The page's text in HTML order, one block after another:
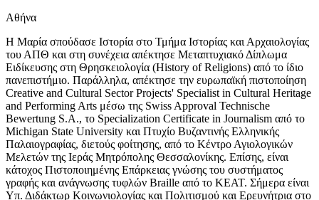
Αθήνα
Η Μαρία σπούδασε Ιστορία στο Τμήμα Ιστορίας και Αρχαιολογίας
του ΑΠΘ και στη συνέχεια απέκτησε Μεταπτυχιακό Δίπλωμα
Ειδίκευσης στη Θρησκειολογία (History of Religions) από το ίδιο
πανεπιστήμιο. Παράλληλα, απέκτησε την ευρωπαϊκή πιστοποίηση
Creative and Cultural Sector Projects' Specialist in Cultural Heritage
and Performing Arts μέσω της Swiss Approval Technische
Bewertung S.A., το Specialization Certificate in Journalism από το
Michigan State University και Πτυχίο Βυζαντινής Ελληνικής
Παλαιογραφίας, διετούς φοίτησης, από το Κέντρο Αγιολογικών
Μελετών της Ιεράς Μητρόπολης Θεσσαλονίκης. Επίσης, είναι
κάτοχος Πιστοποιημένης Επάρκειας γνώσης του συστήματος
γραφής και ανάγνωσης τυφλών Braille από το ΚΕΑΤ. Σήμερα είναι
Υπ. Διδάκτωρ Κοινωνιολογίας και Πολιτισμού και Ερευνήτρια στο